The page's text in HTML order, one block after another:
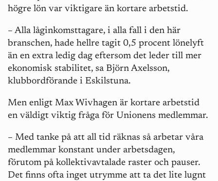
högre lön var viktigare än kortare arbetstid.
– Alla låginkomsttagare, i alla fall i den här
branschen, hade hellre tagit 0,5 procent lönelyft
än en extra ledig dag eftersom det leder till mer
ekonomisk stabilitet, sa Björn Axelsson,
klubbordförande i Eskilstuna.
Men enligt Max Wivhagen är kortare arbetstid
en väldigt viktig fråga för Unionens medlemmar.
– Med tanke på att all tid räknas så arbetar våra
medlemmar konstant under arbetsdagen,
förutom på kollektivavtalade raster och pauser.
Det finns ofta inget utrymme att ta det lite lugnt